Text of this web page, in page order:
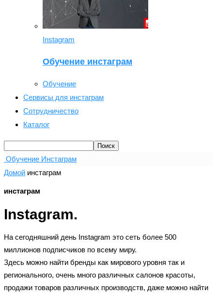
Instagram
Обучение инстаграм
Обучение
Сервисы для инстаграм
Сотрудничество
Каталог
Обучение Инстаграм
Домой инстаграм
инстаграм
Instagram.
На сегодняшний день Instagram это сеть более 500
миллионов подписчиков по всему миру.
Здесь можно найти бренды как мирового уровня так и
регионального, очень много различных салонов красоты,
продажи товаров различных производств, даже можно найти